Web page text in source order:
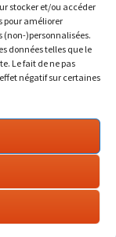
stocker et/ou accéder
pour améliorer
(non-)personnalisées.
données telles que le
Le fait de ne pas
négatif sur certaines
a connu un relatif
et me lancer